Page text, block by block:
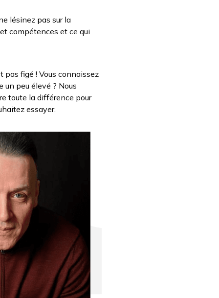
lésinez pas sur la
compétences et ce qui
pas figé ! Vous connaissez
un peu élevé ? Nous
toute la différence pour
essayer.